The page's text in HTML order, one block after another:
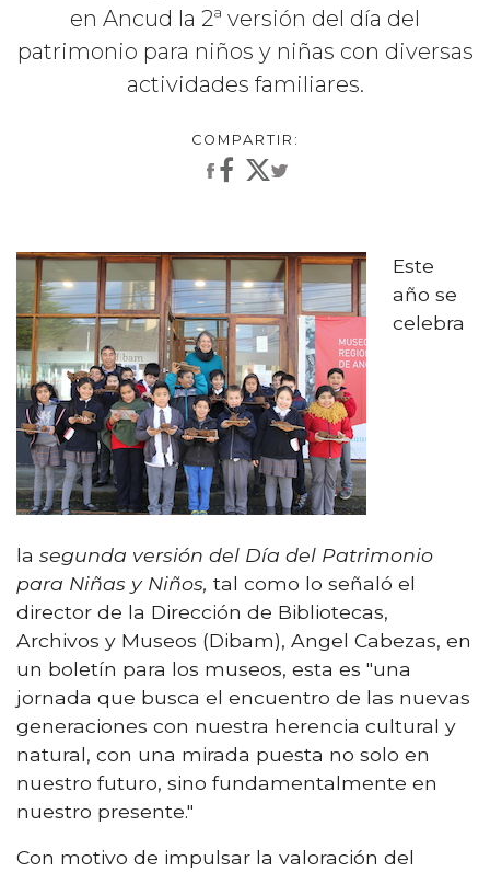
en Ancud la 2ª versión del día del
patrimonio para niños y niñas con diversas
actividades familiares.
Este
año se
celebra
la segunda versión del Día del Patrimonio
para Niñas y Niños, tal como lo señaló el
director de la Dirección de Bibliotecas,
Archivos y Museos (Dibam), Angel Cabezas, en
un boletín para los museos, esta es "una
jornada que busca el encuentro de las nuevas
generaciones con nuestra herencia cultural y
natural, con una mirada puesta no solo en
nuestro futuro, sino fundamentalmente en
nuestro presente."
Con motivo de impulsar la valoración del